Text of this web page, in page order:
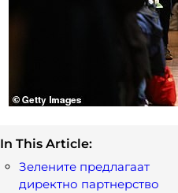
In This Article:
Зелените предлагаат
директно партнерство